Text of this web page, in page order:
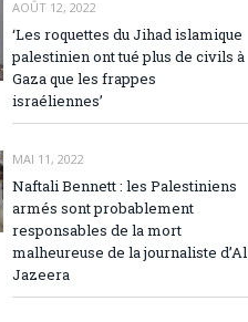
AOÛT 12, 2022
‘Les roquettes du Jihad islamique
palestinien ont tué plus de civils à
Gaza que les frappes
israéliennes’
MAI 11, 2022
Naftali Bennett : les Palestiniens
armés sont probablement
responsables de la mort
malheureuse de la journaliste d’Al
Jazeera